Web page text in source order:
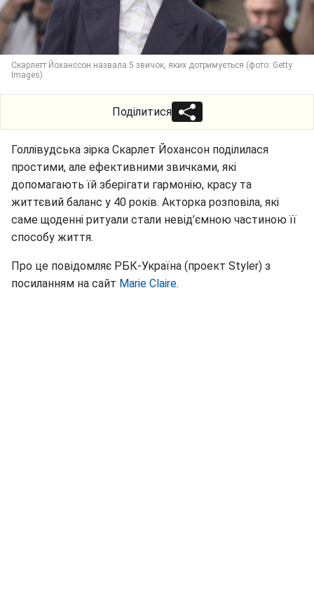
Скарлетт Йоханссон назвала 5 звичок, яких дотримується (фото: Getty
Images)
Поділитися
Голлівудська зірка Скарлет Йохансон поділилася
простими, але ефективними звичками, які
допомагають їй зберігати гармонію, красу та
життєвий баланс у 40 років. Акторка розповіла, які
саме щоденні ритуали стали невід’ємною частиною її
способу життя.
Про це повідомляє РБК-Україна (проект Styler) з
посиланням на сайт Marie Claire.